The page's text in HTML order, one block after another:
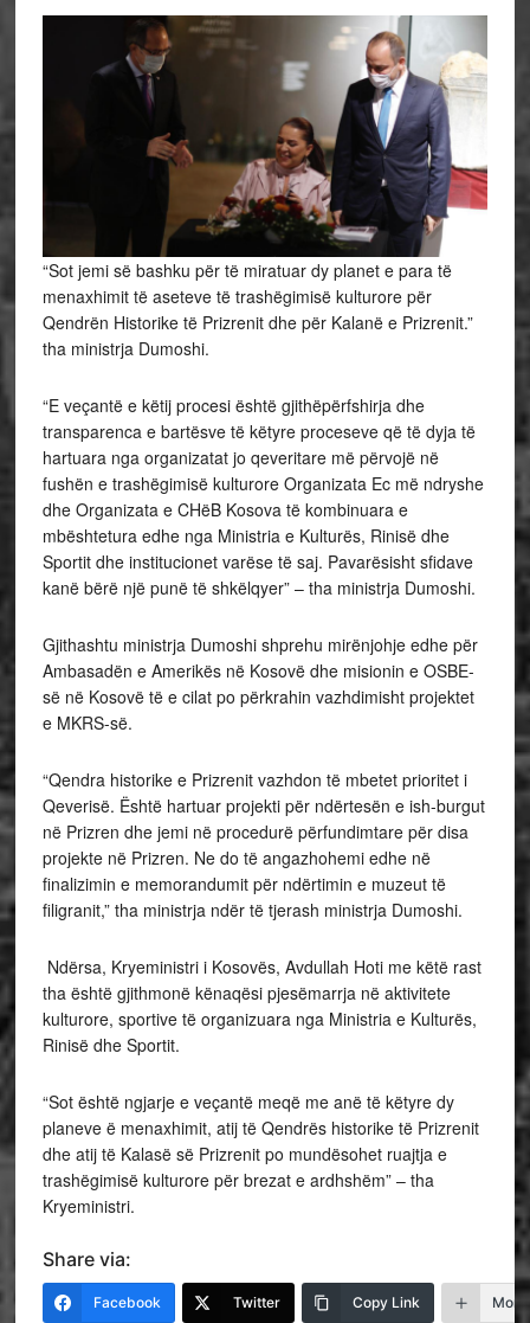
“Sot jemi së bashku për të miratuar dy planet e para të
menaxhimit të aseteve të trashëgimisë kulturore për
Qendrën Historike të Prizrenit dhe për Kalanë e Prizrenit.”
tha ministrja Dumoshi.
“E veçantë e këtij procesi është gjithëpërfshirja dhe
transparenca e bartësve të këtyre proceseve që të dyja të
hartuara nga organizatat jo qeveritare më përvojë në
fushën e trashëgimisë kulturore Organizata Ec më ndryshe
dhe Organizata e CHëB Kosova të kombinuara e
mbështetura edhe nga Ministria e Kulturës, Rinisë dhe
Sportit dhe institucionet varëse të saj. Pavarësisht sfidave
kanë bërë një punë të shkëlqyer” – tha ministrja Dumoshi.
Gjithashtu ministrja Dumoshi shprehu mirënjohje edhe për
Ambasadën e Amerikës në Kosovë dhe misionin e OSBE-
së në Kosovë të e cilat po përkrahin vazhdimisht projektet
e MKRS-së.
“Qendra historike e Prizrenit vazhdon të mbetet prioritet i
Qeverisë. Është hartuar projekti për ndërtesën e ish-burgut
në Prizren dhe jemi në procedurë përfundimtare për disa
projekte në Prizren. Ne do të angazhohemi edhe në
finalizimin e memorandumit për ndërtimin e muzeut të
filigranit,” tha ministrja ndër të tjerash ministrja Dumoshi.
Ndërsa, Kryeministri i Kosovës, Avdullah Hoti me këtë rast
tha është gjithmonë kënaqësi pjesëmarrja në aktivitete
kulturore, sportive të organizuara nga Ministria e Kulturës,
Rinisë dhe Sportit.
“Sot është ngjarje e veçantë meqë me anë të këtyre dy
planeve ë menaxhimit, atij të Qendrës historike të Prizrenit
dhe atij të Kalasë së Prizrenit po mundësohet ruajtja e
trashëgimisë kulturore për brezat e ardhshëm” – tha
Kryeministri.
Share via:
Facebook Twitter Copy Link More